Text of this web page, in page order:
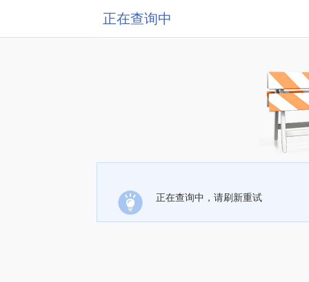
正在查询中
正在查询中，请刷新重试